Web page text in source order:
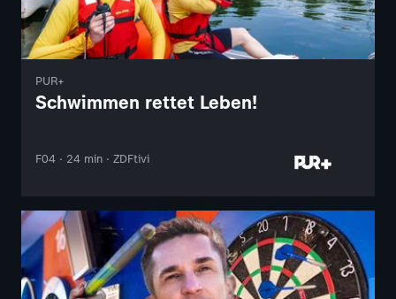
PUR+
Schwimmen rettet Leben!
F04 · 24 min · ZDFtivi